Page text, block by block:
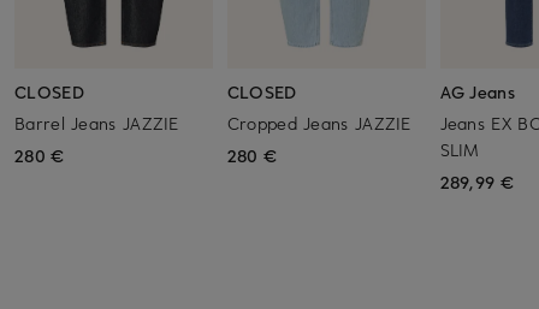
CLOSED
Barrel Jeans JAZZIE
280 €
CLOSED
Cropped Jeans JAZZIE
280 €
AG Jeans
Jeans EX
SLIM
289,99 €